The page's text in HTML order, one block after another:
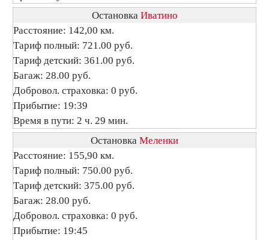
Остановка Иватино
Расстояние: 142,00 км.
Тариф полный: 721.00 руб.
Тариф детский: 361.00 руб.
Багаж: 28.00 руб.
Добровол. страховка: 0 руб.
Прибытие: 19:39
Время в пути: 2 ч. 29 мин.
Остановка Меленки
Расстояние: 155,90 км.
Тариф полный: 750.00 руб.
Тариф детский: 375.00 руб.
Багаж: 28.00 руб.
Добровол. страховка: 0 руб.
Прибытие: 19:45